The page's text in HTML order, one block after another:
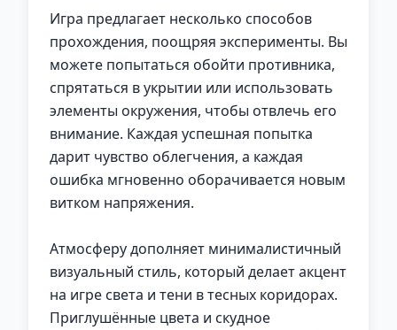
Игра предлагает несколько способов
прохождения, поощряя эксперименты. Вы
можете попытаться обойти противника,
спрятаться в укрытии или использовать
элементы окружения, чтобы отвлечь его
внимание. Каждая успешная попытка
дарит чувство облегчения, а каждая
ошибка мгновенно оборачивается новым
витком напряжения.
Атмосферу дополняет минималистичный
визуальный стиль, который делает акцент
на игре света и тени в тесных коридорах.
Приглушённые цвета и скудное